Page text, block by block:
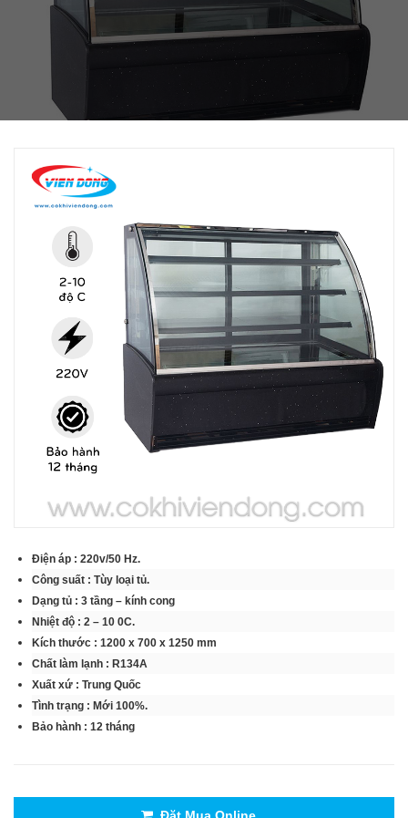
Điện áp : 220v/50 Hz.
Công suất : Tùy loại tủ.
Dạng tủ : 3 tầng – kính cong
Nhiệt độ : 2 – 10 0C.
Kích thước : 1200 x 700 x 1250 mm
Chất làm lạnh : R134A
Xuất xứ : Trung Quốc
Tình trạng : Mới 100%.
Bảo hành : 12 tháng
THIẾT BỊ NHÀ BẾP CAO CẤP
MÁY CHẾ BIẾN THỰC PHẨM
MÁY CHẾ BIẾN NÔNG SẢN
THIẾT BỊ LÀM ĐỒ ĂN NHANH
MÁY ĐÓNG GÓI THỰC PHẨM
THIẾT BỊ BẾP CÔNG NGHIỆP
UNCATEGORIZED